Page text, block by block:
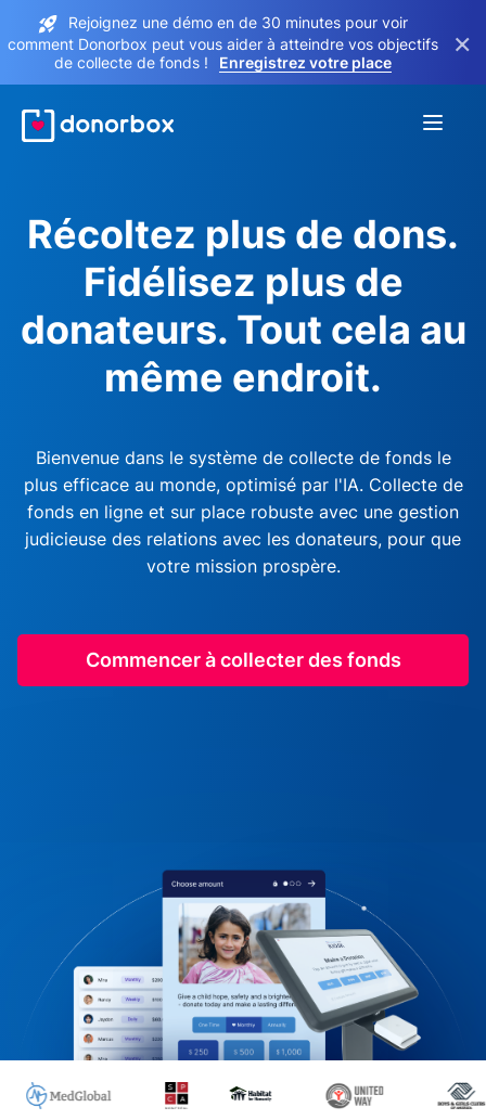
Rejoignez une démo en de 30 minutes pour voir
comment Donorbox peut vous aider à atteindre vos objectifs
de collecte de fonds !
Enregistrez votre place
×
Récoltez plus de dons.
Fidélisez plus de
donateurs. Tout cela au
même endroit.
Bienvenue dans le système de collecte de fonds le
plus efficace au monde, optimisé par l'IA. Collecte de
fonds en ligne et sur place robuste avec une gestion
judicieuse des relations avec les donateurs, pour que
votre mission prospère.
Commencer à collecter des fonds